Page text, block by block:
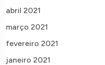
abril 2021
março 2021
fevereiro 2021
janeiro 2021